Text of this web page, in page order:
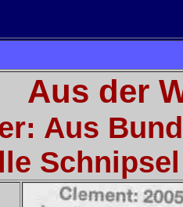
Aus der
Aus